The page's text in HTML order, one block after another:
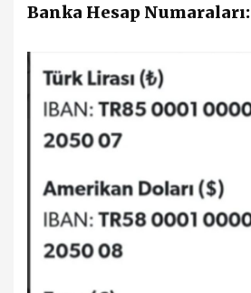
Banka Hesap Numaraları: